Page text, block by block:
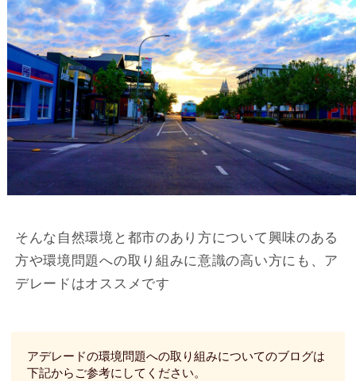
そんな自然環境と都市のあり方について興味のある
方や環境問題への取り組みに意識の高い方にも、ア
デレードはオススメです
アデレードの環境問題への取り組みについてのブログは
下記からご参考にしてください。